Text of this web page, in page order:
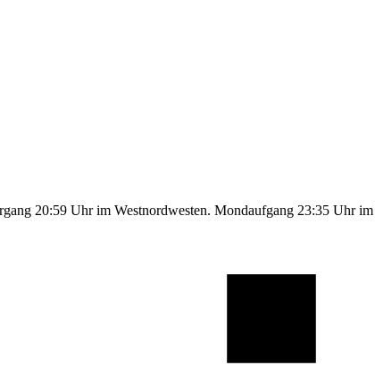
20:59 Uhr im Westnordwesten. Mondaufgang 23:35 Uhr